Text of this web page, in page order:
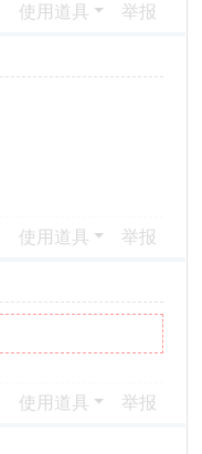
使用道具 举报
使用道具 举报
使用道具 举报